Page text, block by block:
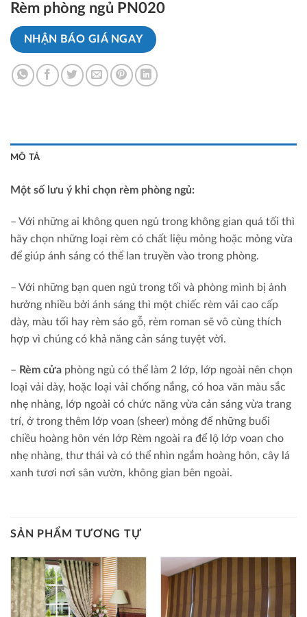
Rèm phòng ngủ PN020
NHẬN BÁO GIÁ NGAY
MÔ TẢ
Một số lưu ý khi chọn rèm phòng ngủ:
– Với những ai không quen ngủ trong không gian quá tối thì
hãy chọn những loại rèm có chất liệu mỏng hoặc mỏng vừa
để giúp ánh sáng có thể lan truyền vào trong phòng.
– Với những bạn quen ngủ trong tối và phòng mình bị ảnh
hưởng nhiều bởi ánh sáng thì một chiếc rèm vải cao cấp
dày, màu tối hay rèm sáo gỗ, rèm roman sẽ vô cùng thích
hợp vì chúng có khả năng cản sáng tuyệt vời.
– Rèm cửa phòng ngủ có thể làm 2 lớp, lớp ngoài nên chọn
loại vải dày, hoặc loại vải chống nắng, có hoa văn màu sắc
nhẹ nhàng, lớp ngoài có chức năng vừa cản sáng vừa trang
trí, ở trong thêm lớp voan (sheer) mỏng để những buổi
chiều hoàng hôn vén lớp Rèm ngoài ra để lộ lớp voan cho
nhẹ nhàng, thư thái và có thể nhìn ngắm hoàng hôn, cây lá
xanh tươi nơi sân vườn, không gian bên ngoài.
SẢN PHẨM TƯƠNG TỰ